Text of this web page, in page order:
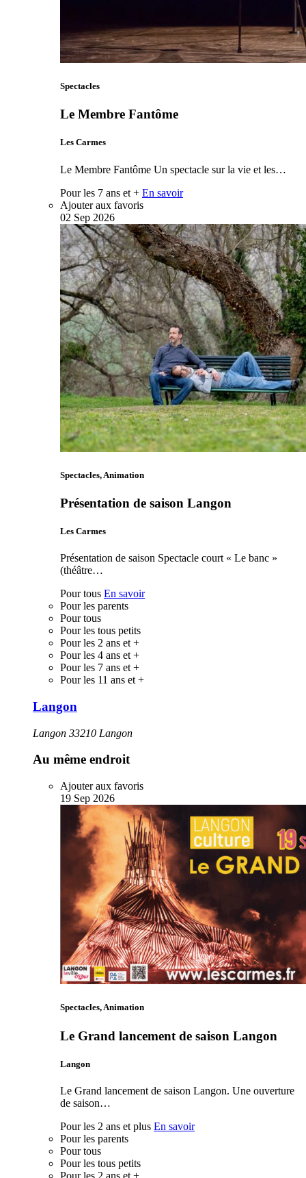
Spectacles
Le Membre Fantôme
Les Carmes
Le Membre Fantôme Un spectacle sur la vie et les…
Pour les 7 ans et + En savoir
Ajouter aux favoris
02 Sep 2026
Spectacles, Animation
Présentation de saison Langon
Les Carmes
Présentation de saison Spectacle court « Le banc »
(théâtre…
Pour tous En savoir
Pour les parents
Pour tous
Pour les tous petits
Pour les 2 ans et +
Pour les 4 ans et +
Pour les 7 ans et +
Pour les 11 ans et +
Langon
Langon 33210 Langon
Au même endroit
Ajouter aux favoris
19 Sep 2026
Spectacles, Animation
Le Grand lancement de saison Langon
Langon
Le Grand lancement de saison Langon. Une ouverture
de saison…
Pour les 2 ans et plus En savoir
Pour les parents
Pour tous
Pour les tous petits
Pour les 2 ans et +